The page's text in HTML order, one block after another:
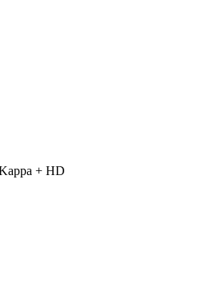
+ HD